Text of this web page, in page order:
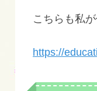
こちらも私
https://